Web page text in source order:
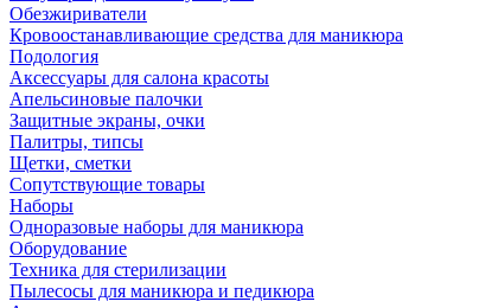
Обезжириватели
Кровоостанавливающие средства для маникюра
Подология
Аксессуары для салона красоты
Апельсиновые палочки
Защитные экраны, очки
Палитры, типсы
Щетки, сметки
Сопутствующие товары
Наборы
Одноразовые наборы для маникюра
Оборудование
Техника для стерилизации
Пылесосы для маникюра и педикюра